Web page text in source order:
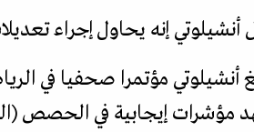
أنشيلوتي إنه يحاول إجراء
أنشيلوتي مؤتمرا صحفيا في
مؤشرات إيجابية في الحصص